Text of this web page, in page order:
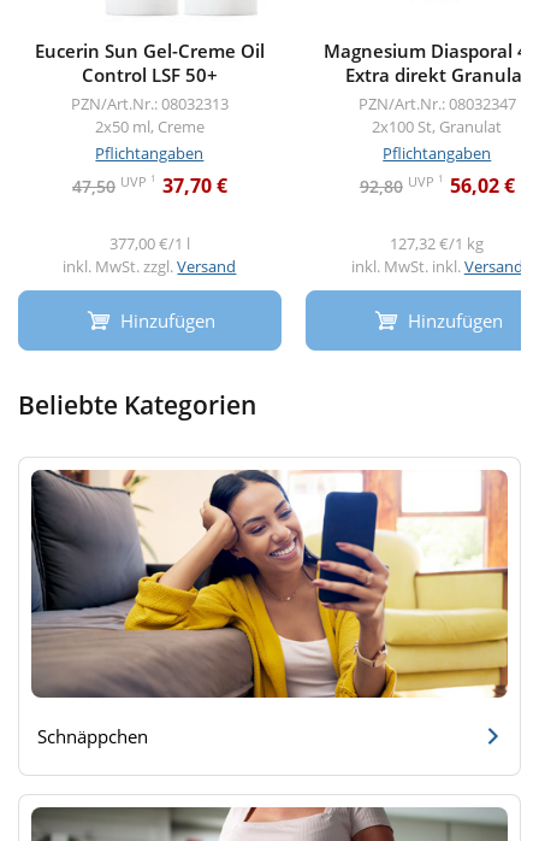
Eucerin Sun Gel-Creme Oil
Control LSF 50+
PZN/Art.Nr.: 08032313
2x50 ml, Creme
Pflichtangaben
47,50 UVP 1 37,70 €
377,00 €/1 l
inkl. MwSt. zzgl.Versand
Hinzufügen
Magnesium Diasporal
Extra direkt Granulat
PZN/Art.Nr.: 08032347
2x100 St, Granulat
Pflichtangaben
92,80 UVP 1 56,02 €
127,32 €/1 kg
inkl. MwSt. inkl.Versand
Hinzufügen
Beliebte Kategorien
Schnäppchen